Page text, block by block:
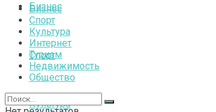
Бизнес
Спорт
Культура
Бизнес
Спорт
Культура
Интернет
Туризм
Недвижимость
Общество